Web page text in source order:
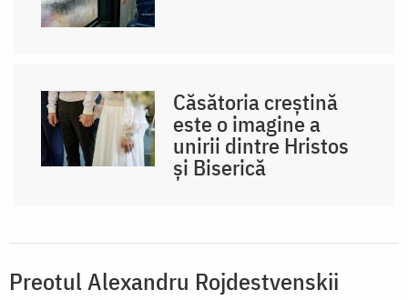
Căsătoria creștină
este o imagine a
unirii dintre Hristos
și Biserică
Preotul Alexandru Rojdestvenskii